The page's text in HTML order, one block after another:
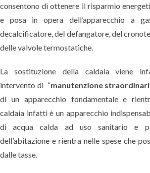
consentono di ottenere il risparmio
e posa in opera dell’apparecchio a
decalcificatore, del defangatore, del
delle valvole termostatiche.
La sostituzione della caldaia viene
intervento di “manutenzione
di un apparecchio fondamentale e
caldaia infatti è un apparecchio
di acqua calda ad uso sanitario e
dell’abitazione e rientra nelle spese che
dalle tasse.